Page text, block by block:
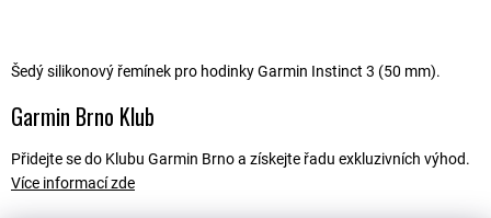
Šedý silikonový řemínek pro hodinky Garmin Instinct 3 (50 mm).
Garmin Brno Klub
Přidejte se do Klubu Garmin Brno a získejte řadu exkluzivních výhod.
Více informací zde